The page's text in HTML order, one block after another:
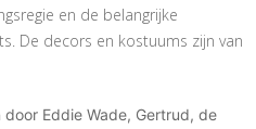
en de belangrijke
De decors en kostuums zijn van
Eddie Wade, Gertrud, de